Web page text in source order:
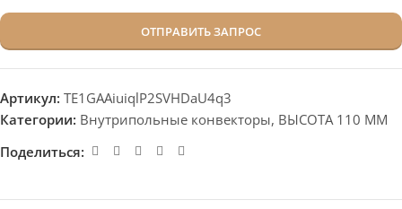
Артикул: TE1GAAiuiqlP2SVHDaU4q3
Категории: Внутрипольные конвекторы, ВЫСОТА 110 ММ
Поделиться: